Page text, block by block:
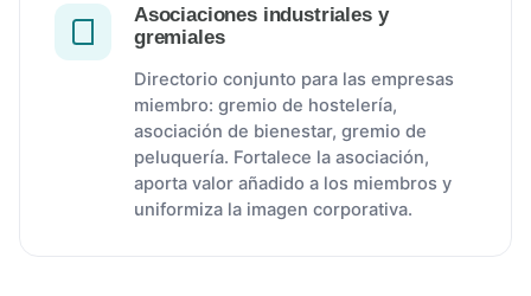
Asociaciones industriales y
gremiales
Directorio conjunto para las empresas
miembro: gremio de hostelería,
asociación de bienestar, gremio de
peluquería. Fortalece la asociación,
aporta valor añadido a los miembros y
uniformiza la imagen corporativa.